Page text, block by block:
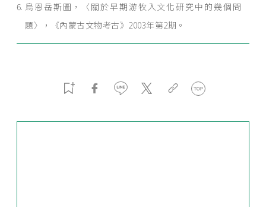
烏恩岳斯圖，〈關於早期游牧入文化研究中的幾個問
題〉，《內蒙古文物考古》2003年第2期。